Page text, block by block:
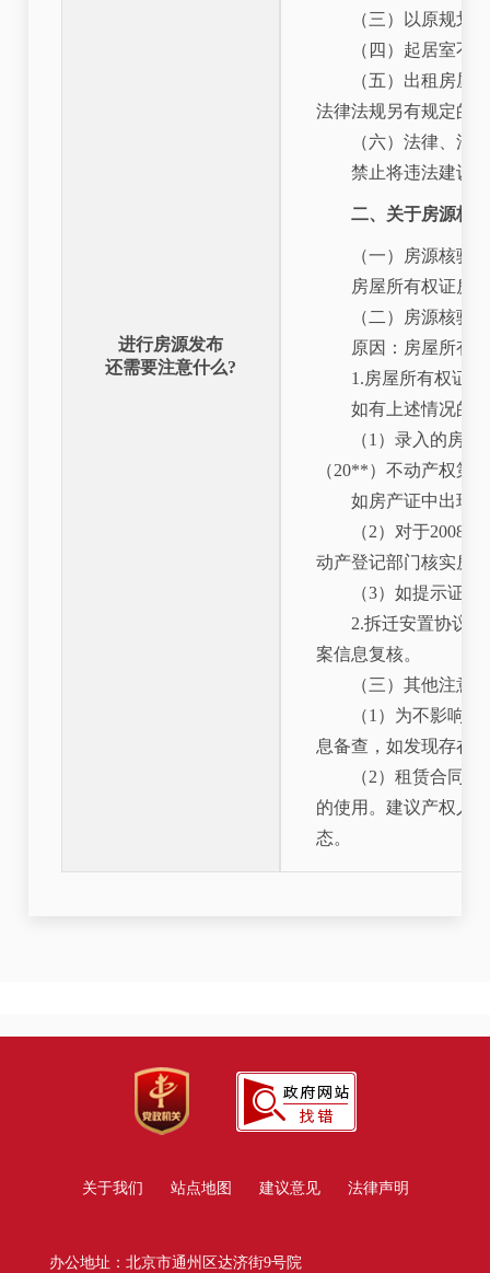
进行房源发布
还需要注意什么?
（三）以原规划
（四）起居室不
（五）出租房屋
法律法规另有规定的
（六）法律、法
禁止将违法建设
二、关于房源核
（一）房源核验
房屋所有权证房
（二）房源核验
原因：房屋所有
1.房屋所有权证
如有上述情况的
（1）录入的房
（20**）不动产权第
如房产证中出现“
（2）对于2008
动产登记部门核实房
（3）如提示证
2.拆迁安置协议
案信息复核。
（三）其他注意
（1）为不影响
息备查，如发现存在
（2）租赁合同
的使用。建议产权人
态。
关于我们 站点地图 建议意见 法律声明
办公地址：北京市通州区达济街9号院